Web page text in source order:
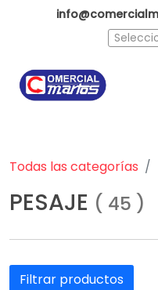
Todas las categorías
PESAJE ( 45 )
Filtrar productos